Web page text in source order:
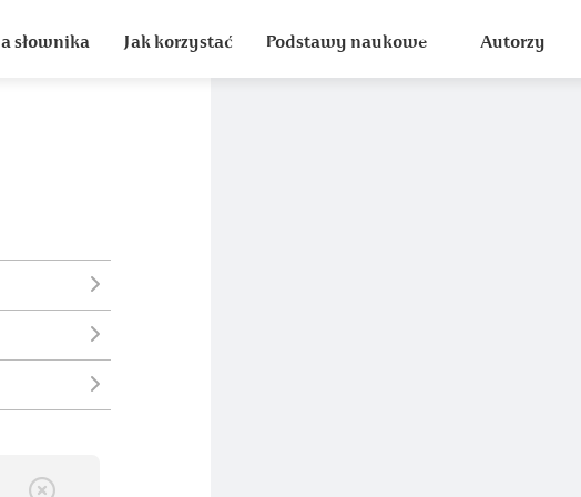
słownika Jak korzystać Podstawy naukowe Autorzy